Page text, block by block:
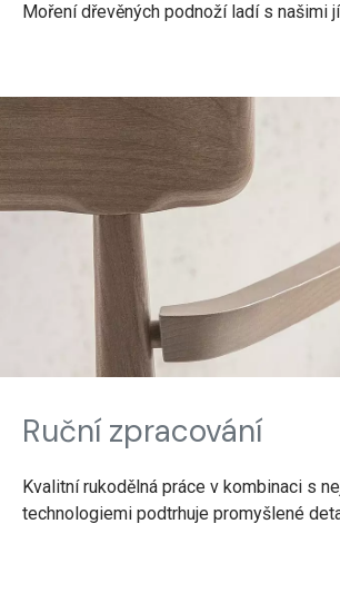
Moření dřevěných podnoží ladí s našimi
Ruční zpracování
Kvalitní rukodělná práce v kombinaci s
technologiemi podtrhuje promyšlené